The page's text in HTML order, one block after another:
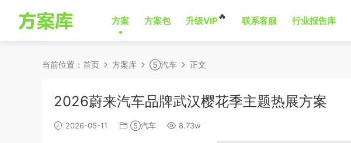
方案 方案包 升级VIP🔥 联系客服 行业报告库
当前位置： 首页 方案库 ⑤汽车 正文
2026蔚来汽车品牌武汉樱花季主题热展方案
2026-05-11 ⑤汽车 8.73w